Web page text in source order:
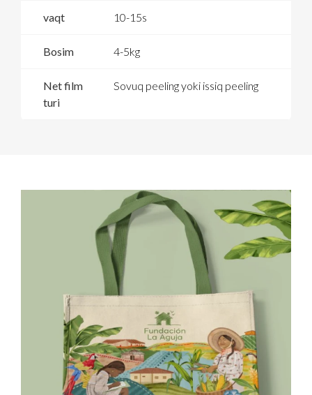
vaqt 10-15s
Bosim 4-5kg
Net film
turi
Sovuq peeling yoki issiq peeling